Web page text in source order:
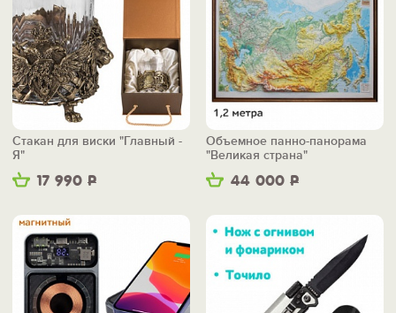
17 990 Р
Стакан для виски "Главный -
Я"
44 000 Р
Объемное панно-панорама
"Великая страна"